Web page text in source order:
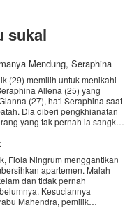
sukai
Mendung, Seraphina
(29) memilih untuk menikahi
Allena (25) yang
(27), hati Seraphina saat
Dia diberi pengkhianatan
yang tak pernah ia sangka
Dan, kedua orangtua
mereka.
ditinggal sendirian di
Kaivan Lyonel Marvin (30)
bagi luka hati Seraphina.
Fiola Ningrum menggantikan
apartemen. Malah
dan tidak pernah
Kesuciannya
Mahendra, pemilik